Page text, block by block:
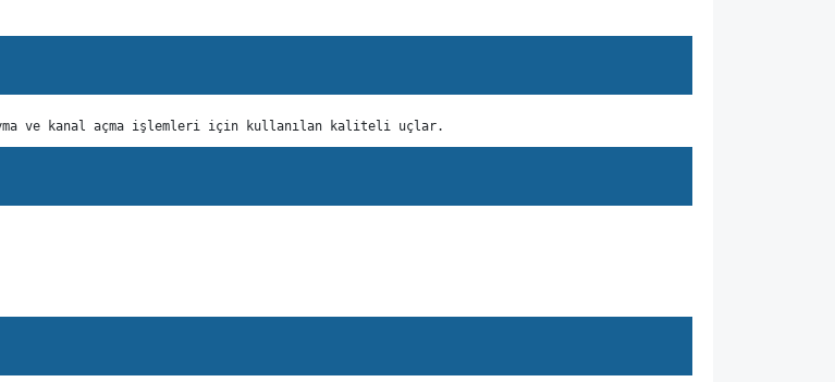
ve kanal açma işlemleri için kullanılan kaliteli uçlar.